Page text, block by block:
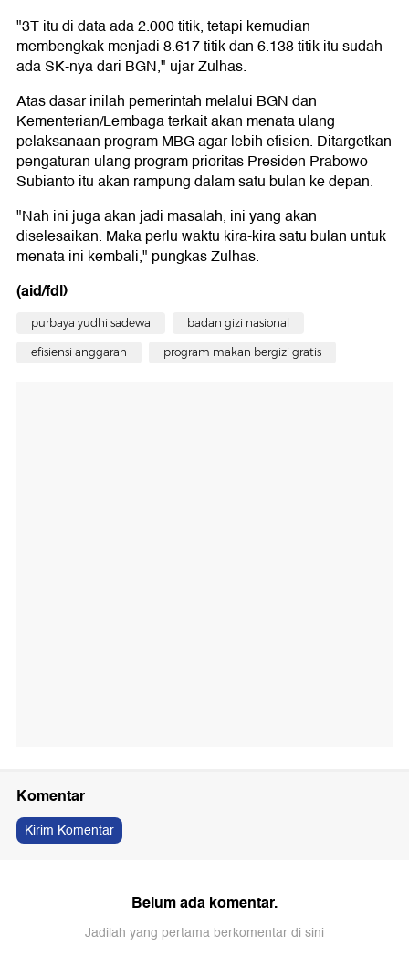
"3T itu di data ada 2.000 titik, tetapi kemudian
membengkak menjadi 8.617 titik dan 6.138 titik itu sudah
ada SK-nya dari BGN," ujar Zulhas.
Atas dasar inilah pemerintah melalui BGN dan
Kementerian/Lembaga terkait akan menata ulang
pelaksanaan program MBG agar lebih efisien. Ditargetkan
pengaturan ulang program prioritas Presiden Prabowo
Subianto itu akan rampung dalam satu bulan ke depan.
"Nah ini juga akan jadi masalah, ini yang akan
diselesaikan. Maka perlu waktu kira-kira satu bulan untuk
menata ini kembali," pungkas Zulhas.
(aid/fdl)
purbaya yudhi sadewa badan gizi nasional
efisiensi anggaran program makan bergizi gratis
Komentar
Kirim Komentar
Belum ada komentar.
Jadilah yang pertama berkomentar di sini